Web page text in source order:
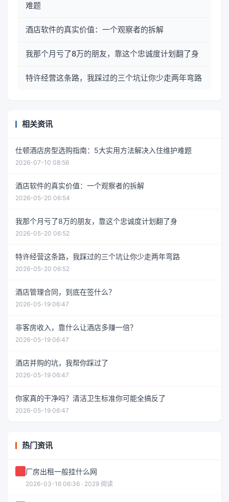
难题
酒店软件的真实价值：一个观察者的拆解
我那个月亏了8万的朋友，靠这个忠诚度计划翻了身
特许经营这条路，我踩过的三个坑让你少走两年弯路
相关资讯
仕顿酒店房型选购指南：5大实用方法解决入住维护难题
2026-07-10 08:56
酒店软件的真实价值：一个观察者的拆解
2026-05-20 06:54
我那个月亏了8万的朋友，靠这个忠诚度计划翻了身
2026-05-20 06:52
特许经营这条路，我踩过的三个坑让你少走两年弯路
2026-05-20 06:52
酒店管理合同，到底在签什么？
2026-05-19 06:47
非客房收入，靠什么让酒店多赚一倍？
2026-05-19 06:47
酒店并购的坑，我帮你踩过了
2026-05-19 06:47
你家真的干净吗？清洁卫生标准你可能全搞反了
2026-05-19 06:47
热门资讯
厂房出租一般挂什么网
2026-03-16 06:36 · 2029 阅读